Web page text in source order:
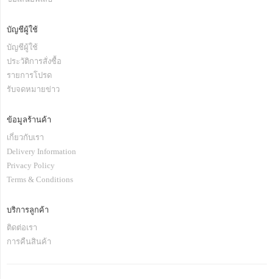
บัญชีผู้ใช้
บัญชีผู้ใช้
ประวัติการสั่งซื้อ
รายการโปรด
รับจดหมายข่าว
ข้อมูลร้านค้า
เกี่ยวกับเรา
Delivery Information
Privacy Policy
Terms & Conditions
บริการลูกค้า
ติดต่อเรา
การคืนสินค้า